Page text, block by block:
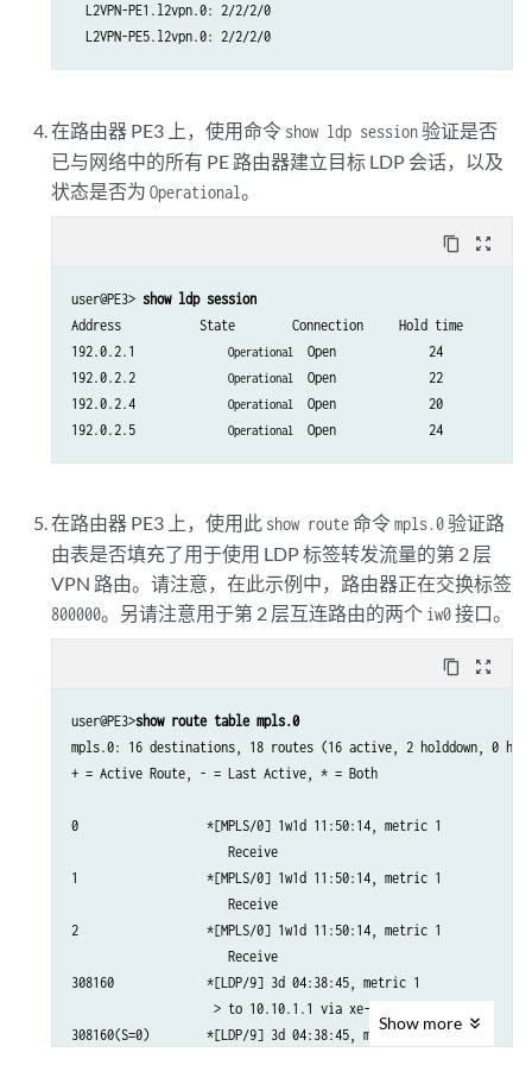
  L2VPN-PE1.l2vpn.0: 2/2/2/0
在路由器 PE3 上，使用命令 show ldp session 验证是否
已与网络中的所有 PE 路由器建立目标 LDP 会话，以及
状态是否为Operational。
content_copy zoom_out_map
user@PE3> show ldp session
Address           State        Connection     Hold time
192.0.2.1 Operational
  Open             24
192.0.2.2 Operational
  Open             22
192.0.2.4 Operational
  Open             20
192.0.2.5 Operational
在路由器 PE3 上，使用此 show route命令mpls.0 验证路
由表是否填充了用于使用 LDP 标签转发流量的第 2 层
VPN 路由。请注意，在此示例中，路由器正在交换标签
800000。另请注意用于第 2 层互连路由的两个 iw0接口。
content_copy zoom_out_map
user@PE3>show route table mpls.0
mpls.0: 16 destinations, 18 routes (16 active, 2 holddown, 0
+ = Active Route, - = Last Active, * = Both
0                  *[MPLS/0] 1w1d 11:50:14, metric 1
                      Receive
1                  *[MPLS/0] 1w1d 11:50:14, metric 1
                      Receive
2                  *[MPLS/0] 1w1d 11:50:14, metric 1
                      Receive
308160             *[LDP/9] 3d 04:38:45, metric 1
                    > to 10.10.1.1 via xe-0/3/0.0, Pop
308160(S=0)        *[LDP/9] 3d 04:38:45, metric 1
Show more